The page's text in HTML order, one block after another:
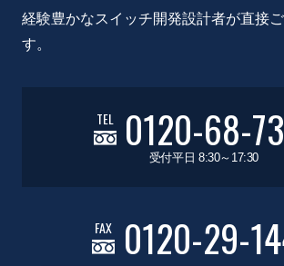
経験豊かなスイッチ開発設計者が直接
す。
TEL 0120-68-
受付平日 8:30～17:30
FAX 0120-29-